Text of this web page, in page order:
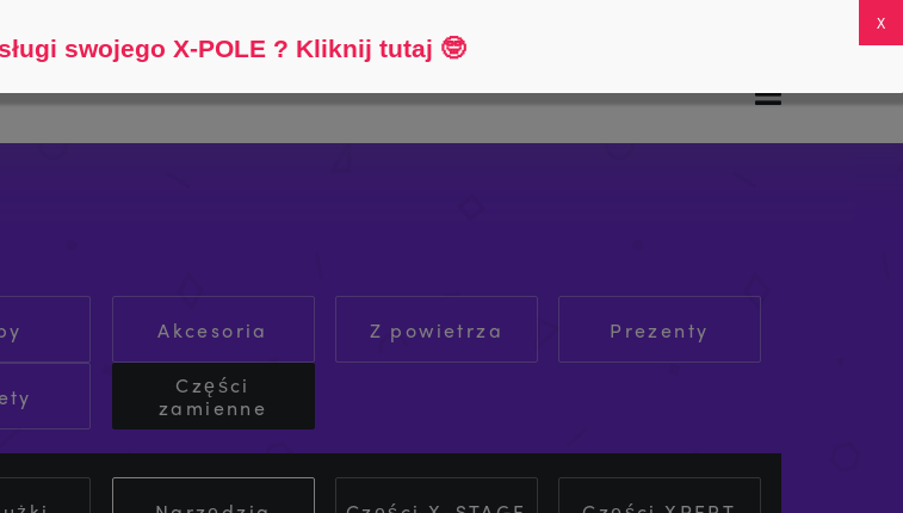
Akcesoria Z powietrza Prezenty
Części
zamienne
swojego X-POLE ? Kliknij tutaj 🤓